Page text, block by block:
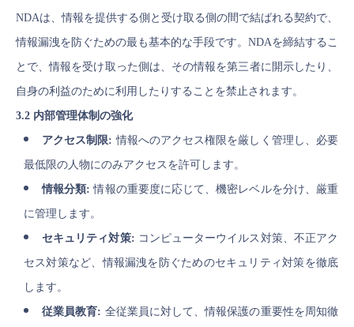
NDAは、情報を提供する側と受け取る側の間で結ばれる契約で、
情報漏洩を防ぐための最も基本的な手段です。NDAを締結するこ
とで、情報を受け取った側は、その情報を第三者に開示したり、
自身の利益のために利用したりすることを禁止されます。
3.2 内部管理体制の強化
アクセス制限: 情報へのアクセス権限を厳しく管理し、必要
最低限の人物にのみアクセスを許可します。
情報分類: 情報の重要度に応じて、機密レベルを分け、厳重
に管理します。
セキュリティ対策: コンピューターウイルス対策、不正アク
セス対策など、情報漏洩を防ぐためのセキュリティ対策を徹底
します。
従業員教育: 全従業員に対して、情報保護の重要性を周知徹